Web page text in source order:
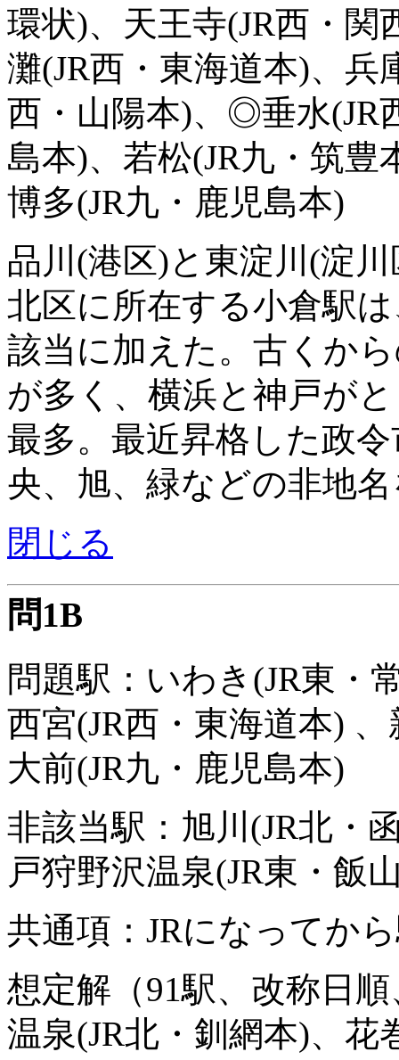
環状)、天王寺(JR西・関
灘(JR西・東海道本)、兵
西・山陽本)、◎垂水(JR
島本)、若松(JR九・筑豊
博多(JR九・鹿児島本)
品川(港区)と東淀川(淀
北区に所在する小倉駅
該当に加えた。古くか
が多く、横浜と神戸が
最多。最近昇格した政
央、旭、緑などの非地
閉じる
問1B
問題駅：いわき(JR東・
西宮(JR西・東海道本)
大前(JR九・鹿児島本)
非該当駅：旭川(JR北・
戸狩野沢温泉(JR東・飯
共通項：JRになってか
想定解（91駅、改称日順
温泉(JR北・釧網本)、花